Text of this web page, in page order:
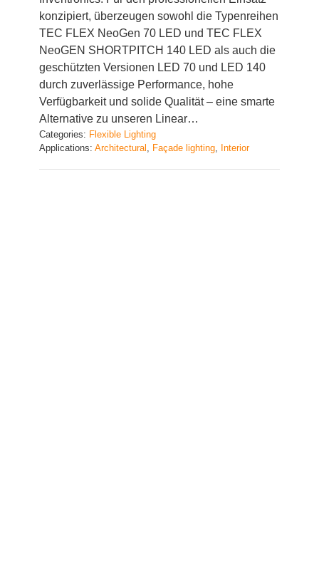
TEC FLEX NeoGen 70 LED und TEC FLEX
NeoGEN SHORTPITCH 140 LED als auch die
geschützten Versionen LED 70 und LED 140
durch zuverlässige Performance, hohe
Verfügbarkeit und solide Qualität – eine smarte
Alternative zu unseren Linear…
Categories:
Applications: Architectural, Façade lighting